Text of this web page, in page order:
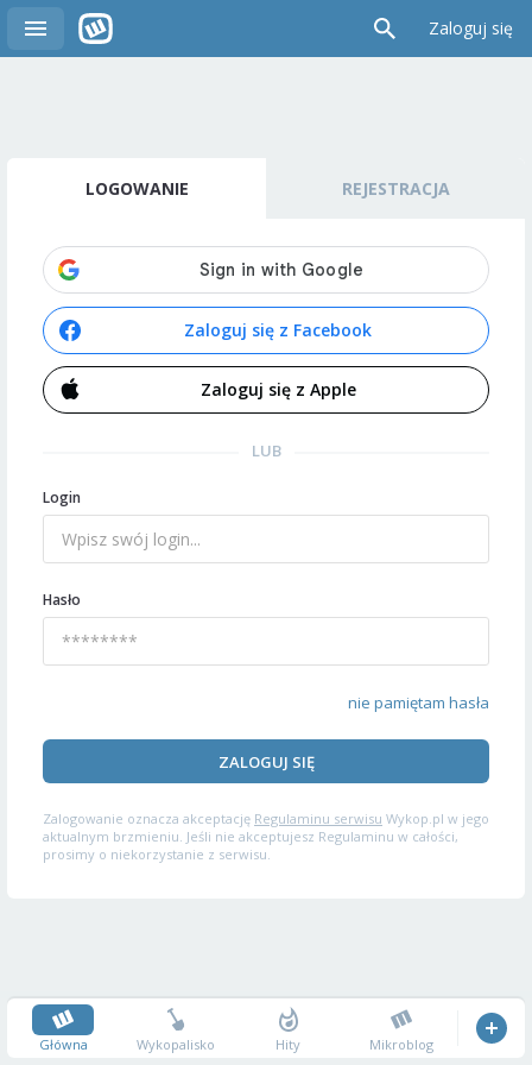
Zaloguj się
LOGOWANIE REJESTRACJA
Zaloguj się z Facebook
Zaloguj się z Apple
LUB
Login
Hasło
nie pamiętam hasła
ZALOGUJ SIĘ
Zalogowanie oznacza akceptację Regulaminu serwisu Wykop.pl w jego
aktualnym brzmieniu. Jeśli nie akceptujesz Regulaminu w całości,
prosimy o niekorzystanie z serwisu.
Główna Wykopalisko Hity Mikroblog